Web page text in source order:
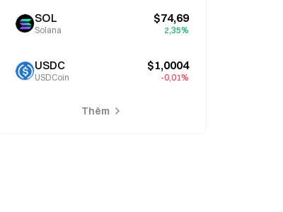
SOL
Solana
$74,69
2,35%
USDC
USDCoin
$1,0004
-0,01%
Thêm